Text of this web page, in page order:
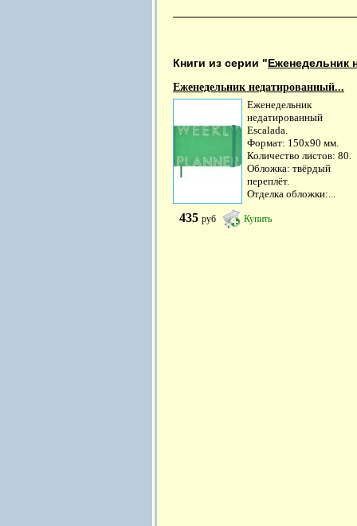
Книги из серии "Еженедельник
Еженедельник недатированный...
Еженедельник
недатированный
Escalada.
Формат: 150х90 мм.
Количество листов: 80.
Обложка: твёрдый
переплёт.
Отделка обложки:...
435 руб Купить